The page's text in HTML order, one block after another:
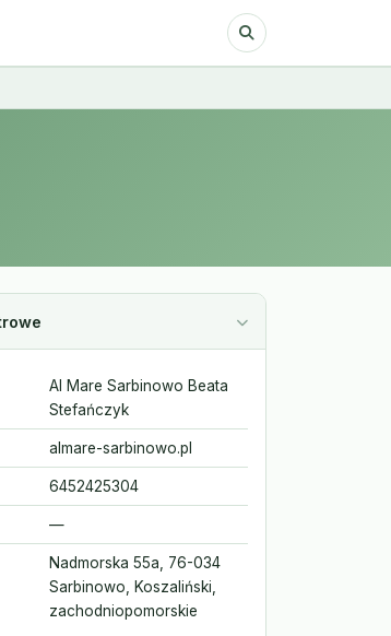
Al Mare Sarbinowo Beata
Stefańczyk
almare-sarbinowo.pl
6452425304
—
Nadmorska 55a, 76-034
Sarbinowo, Koszaliński,
zachodniopomorskie